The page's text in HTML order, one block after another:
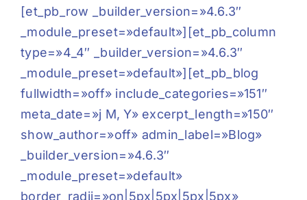
[et_pb_row _builder_version=»4.6.3″
_module_preset=»default»][et_pb_column
type=»4_4″ _builder_version=»4.6.3″
_module_preset=»default»][et_pb_blog
fullwidth=»off» include_categories=»151″
meta_date=»j M, Y» excerpt_length=»150″
show_author=»off» admin_label=»Blog»
_builder_version=»4.6.3″
_module_preset=»default»
border_radii=»on|5px|5px|5px|5px»